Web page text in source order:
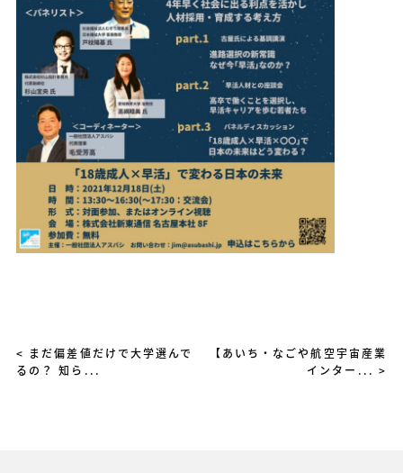
< まだ偏差値だけで大学選んで
るの？ 知ら...
【あいち・なごや航空宇宙産業
インター... >